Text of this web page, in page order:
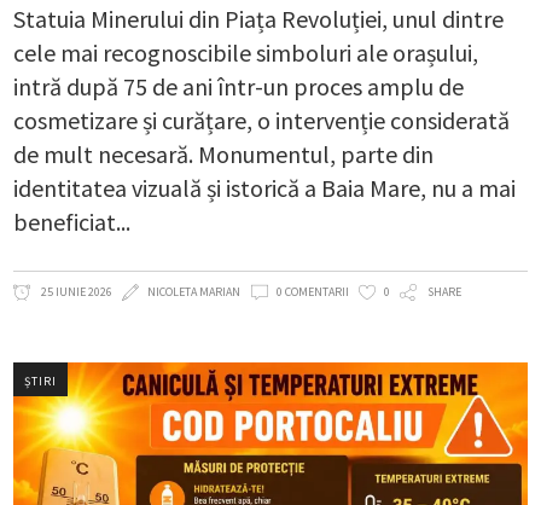
Statuia Minerului din Piața Revoluției, unul dintre
cele mai recognoscibile simboluri ale orașului,
intră după 75 de ani într-un proces amplu de
cosmetizare și curățare, o intervenție considerată
de mult necesară. Monumentul, parte din
identitatea vizuală și istorică a Baia Mare, nu a mai
beneficiat
25 IUNIE 2026 NICOLETA MARIAN 0 COMENTARII 0 SHARE
ȘTIRI